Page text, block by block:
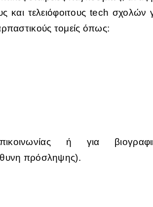
και τελειόφοιτους tech σχολών
τομείς όπως:
ή για
πρόσληψης).